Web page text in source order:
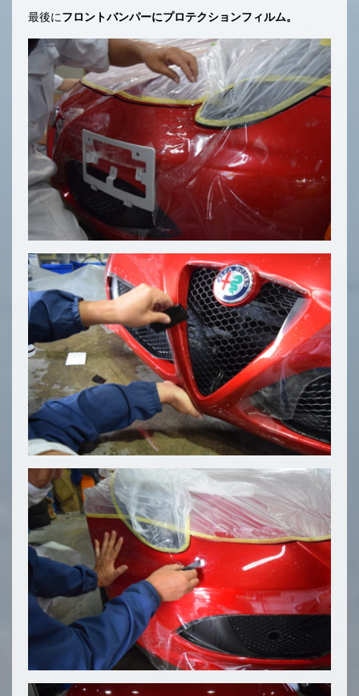
最後にフロントバンパーにプロテクションフィルム。